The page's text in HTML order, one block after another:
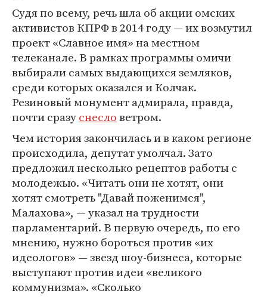
Судя по всему, речь шла об акции омских
активистов КПРФ в 2014 году — их возмутил
проект «Славное имя» на местном
телеканале. В рамках программы омичи
выбирали самых выдающихся земляков,
среди которых оказался и Колчак.
Резиновый монумент адмирала, правда,
почти сразуснесловетром.
Чем история закончилась и в каком регионе
происходила, депутат умолчал. Зато
предложил несколько рецептов работы с
молодежью. «Читать они не хотят, они
хотят смотреть "Давай поженимся",
Малахова», — указал на трудности
парламентарий. В первую очередь, по его
мнению, нужно бороться против «их
идеологов» — звезд шоу-бизнеса, которые
выступают против идеи «великого
коммунизма». «Сколько